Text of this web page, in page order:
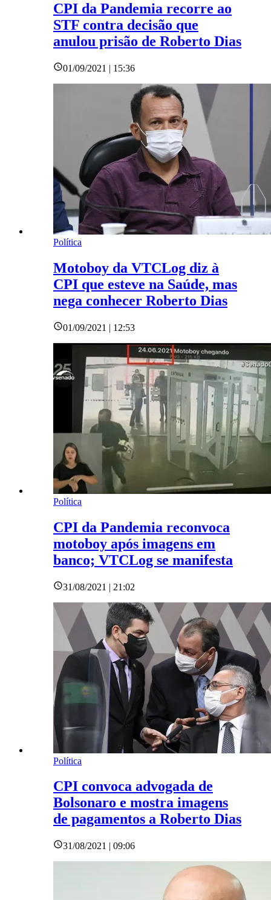
CPI da Pandemia recorre ao
STF contra decisão que
anulou prisão de Roberto Dias
01/09/2021 | 15:36
Política
Motoboy da VTCLog diz à
CPI que esteve na Saúde, mas
nega conhecer Roberto Dias
01/09/2021 | 12:53
Política
CPI da Pandemia reconvoca
motoboy após imagens em
banco; VTCLog se manifesta
31/08/2021 | 21:02
Política
CPI convoca advogada de
Bolsonaro e mostra imagens
de pagamentos a Roberto Dias
31/08/2021 | 09:06